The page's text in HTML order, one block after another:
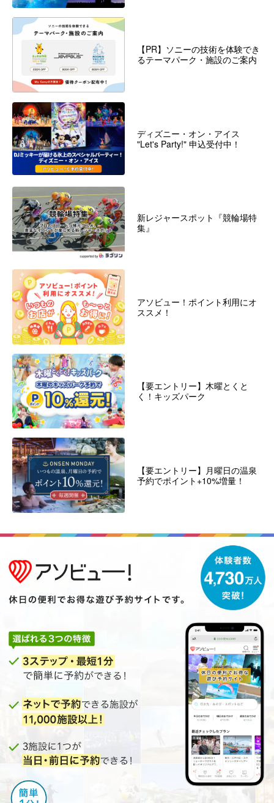
【PR】ソニーの技術を体験でき
るテーマパーク・施設のご案内
ディズニー・オン・アイス
"Let's Party!" 申込受付中！
新レジャースポット『競輪場特
集』
アソビュー！ポイント利用にオ
ススメ！
【要エントリー】木曜とくと
く！キッズパーク
【要エントリー】月曜日の温泉
予約でポイント+10%増量！